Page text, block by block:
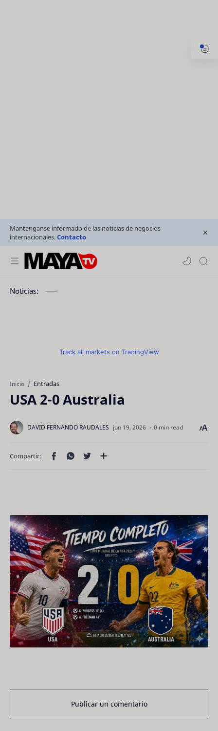
Mantenganse informado de las noticias de negocios
internacionales.Contacto
Noticias:
Track all markets on TradingView
Inicio Entradas
USA 2-0 Australia
0 min read
Publicar un comentario